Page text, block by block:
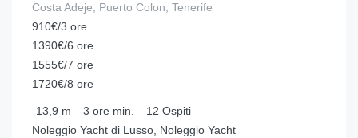
Costa Adeje, Puerto Colon, Tenerife
910€/3 ore
1390€/6 ore
1555€/7 ore
1720€/8 ore
13,9 m 3 ore min. 12 Ospiti
Noleggio Yacht di Lusso, Noleggio Yacht